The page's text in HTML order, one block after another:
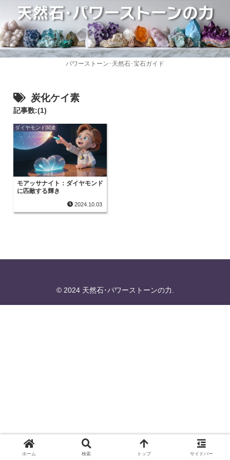
パワーストーン･天然石･宝石ガイド
炭化ケイ素
記事数:(1)
ダイヤモンド関連
モアッサナイト：ダイヤモンド
に匹敵する輝き
2024.10.03
© 2024 天然石･パワーストーンの力.
ホーム 検索 トップ サイドバー